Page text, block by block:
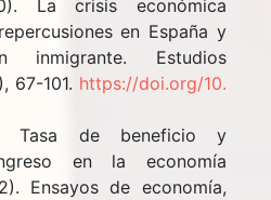
La crisis económica
en España y
Estudios
67-101. https://doi.org/10.
Tasa de beneficio y
en la economía
Ensayos de economía,